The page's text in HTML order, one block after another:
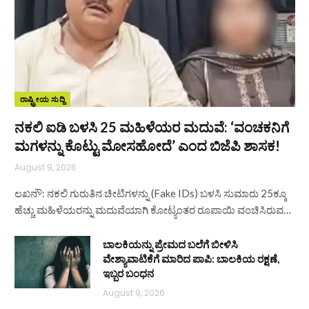
ರಾಷ್ಟ್ರೀಯ ಸುದ್ದಿ
ನಕಲಿ ಐಡಿ ಬಳಸಿ 25 ಮಹಿಳೆಯರ ಮದುವೆ: ‘ವಂಚಕನಿಗೆ
ಮಗಳನ್ನು ಕೊಟ್ಟು ಮೋಸಹೋದೆ’ ಎಂದ ಬಿಜೆಪಿ ಶಾಸಕ!
August 9, 2026
ಲಖನೌ: ನಕಲಿ ಗುರುತಿನ ಚೀಟಿಗಳನ್ನು (Fake IDs) ಬಳಸಿ ಸುಮಾರು 25ಕ್ಕೂ
ಹೆಚ್ಚು ಮಹಿಳೆಯರನ್ನು ಮದುವೆಯಾಗಿ ಕೋಟ್ಯಂತರ ರೂಪಾಯಿ ವಂಚಿಸಿರುವ…
ಬಾಲಕಿಯನ್ನು ಪ್ರೇಮದ ಬಲೆಗೆ ಬೀಳಿಸಿ
ವೇಶ್ಯಾವಾಟಿಕೆಗೆ ಮಾರಿದ ಪಾಪಿ: ಬಾಲಕಿಯ ರಕ್ಷಣೆ,
ಇಬ್ಬರ ಬಂಧನ
August 9, 2026